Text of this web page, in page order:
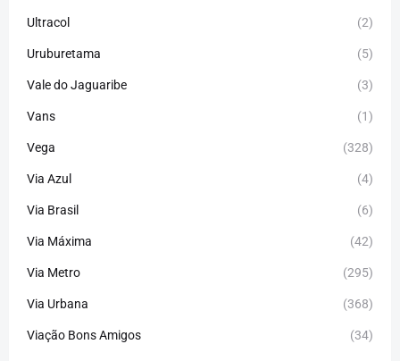
Ultracol (2)
Uruburetama (5)
Vale do Jaguaribe (3)
Vans (1)
Vega (328)
Via Azul (4)
Via Brasil (6)
Via Máxima (42)
Via Metro (295)
Via Urbana (368)
Viação Bons Amigos (34)